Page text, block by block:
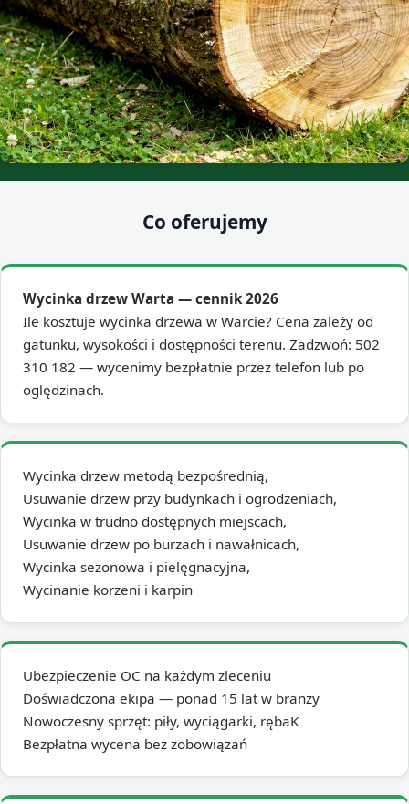
Co oferujemy
Wycinka drzew Warta — cennik 2026
Ile kosztuje wycinka drzewa w Warcie? Cena zależy od
gatunku, wysokości i dostępności terenu. Zadzwoń: 502
310 182 — wycenimy bezpłatnie przez telefon lub po
oględzinach.
Wycinka drzew metodą bezpośrednią,
Usuwanie drzew przy budynkach i ogrodzeniach,
Wycinka w trudno dostępnych miejscach,
Usuwanie drzew po burzach i nawałnicach,
Wycinka sezonowa i pielęgnacyjna,
Wycinanie korzeni i karpin
Ubezpieczenie OC na każdym zleceniu
Doświadczona ekipa — ponad 15 lat w branży
Nowoczesny sprzęt: piły, wyciągarki, rębaK
Bezpłatna wycena bez zobowiązań